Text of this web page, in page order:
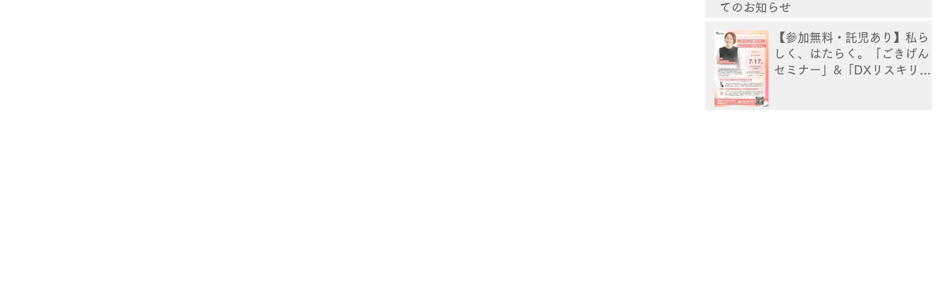
てのお知らせ
【参加無料・託児あり】私ら
しく、はたらく。「ごきげん
セミナー」&「DXリスキリン